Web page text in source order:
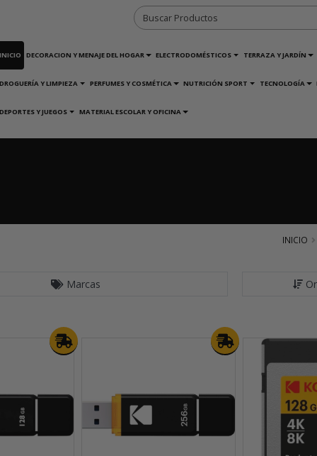
INICIO DECORACION Y MENAJE DEL HOGAR ELECTRODOMÉSTICOS TERRAZA Y JARDÍN
DROGUERÍA Y LIMPIEZA PERFUMES Y COSMÉTICA NUTRICIÓN SPORT TECNOLOGÍA
DEPORTES Y JUEGOS MATERIAL ESCOLAR Y OFICINA
INICIO
Marcas